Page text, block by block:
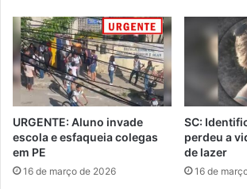
URGENTE: Aluno invade
escola e esfaqueia colegas
em PE
16 de março de 2026
SC:
perdeu a
de lazer
16 de